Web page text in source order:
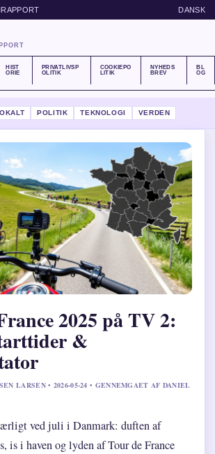
DANSK
HIST
ORIE
PRIVATLIVSP
OLITIK
COOKIEPO
LITIK
NYHEDS
BREV
BL
OG
POLITIK TEKNOLOGI VERDEN
2025 på TV 2:
&
LARSEN • 2026-05-24 • GENNEMGAET AF DANIEL
ved juli i Danmark: duften af
is i haven og lyden af Tour de France